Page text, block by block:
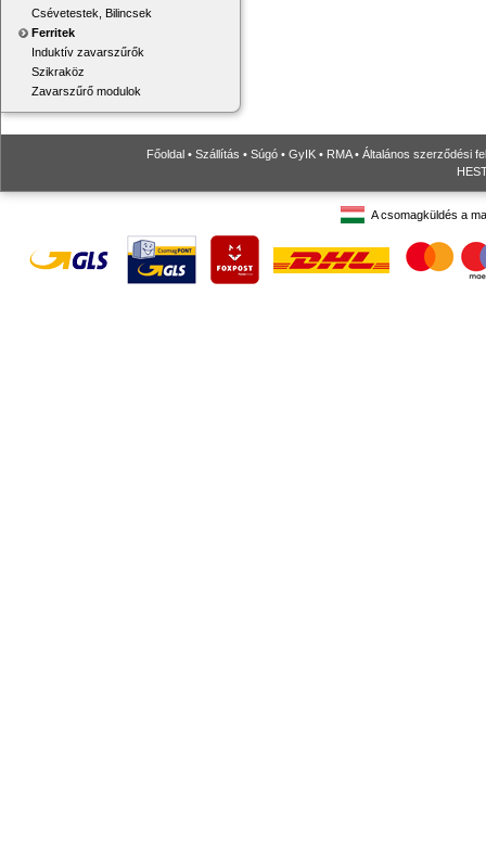
Csévetestek, Bilincsek
Ferritek
Induktív zavarszűrők
Szikraköz
Zavarszűrő modulok
Főoldal • Szállítás • Súgó • GyIK • RMA• Általános szerződési
A csomagküldés a